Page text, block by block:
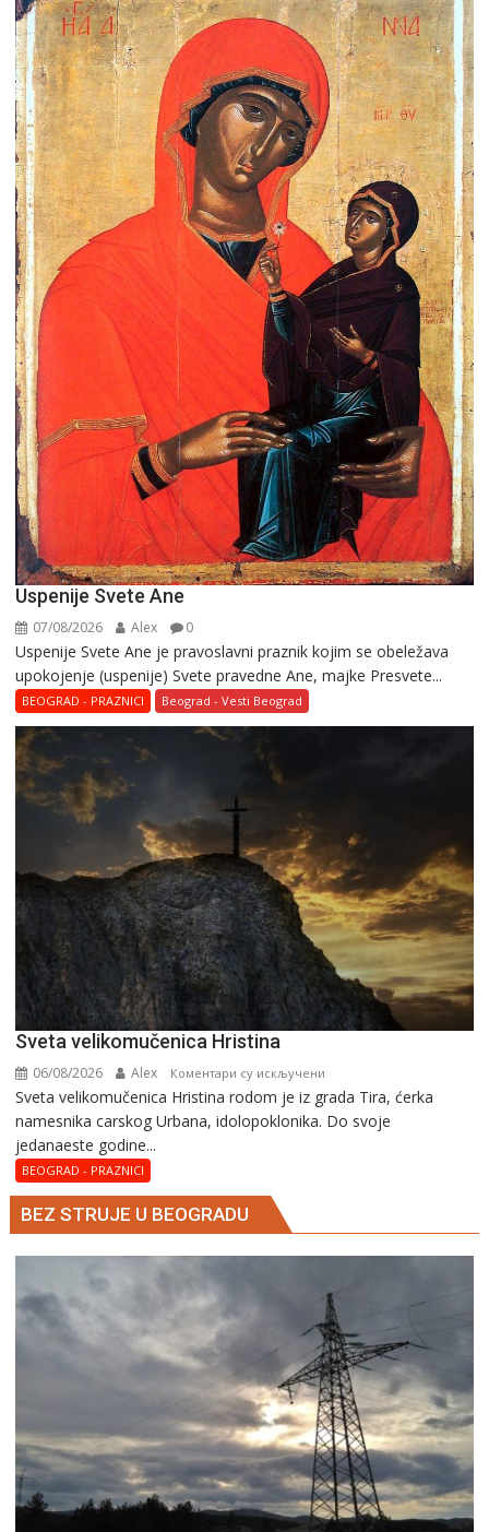
Uspenije Svete Ane
07/08/2026 Alex 0
Uspenije Svete Ane je pravoslavni praznik kojim se obeležava
upokojenje (uspenije) Svete pravedne Ane, majke Presvete...
BEOGRAD - PRAZNICI Beograd - Vesti Beograd
Svеta vеlikоmučеnica Hristina
06/08/2026 Alex Коментари су искључени
Svеta
vеlikоmučеnica
Svеta vеlikоmučеnica Hristina rodom je iz grada Tira, ćerka
namesnika carskog Urbana, idolopoklonika. Dо svоје
јеdanaеstе gоdinе...
BEOGRAD - PRAZNICI
BEZ STRUJE U BEOGRADU